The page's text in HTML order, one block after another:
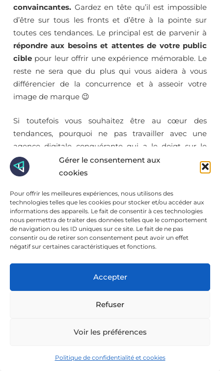
Gérer le consentement aux
cookies
Pour offrir les meilleures expériences, nous utilisons des
technologies telles que les cookies pour stocker et/ou accéder aux
informations des appareils. Le fait de consentir à ces technologies
nous permettra de traiter des données telles que le comportement
de navigation ou les ID uniques sur ce site. Le fait de ne pas
consentir ou de retirer son consentement peut avoir un effet
négatif sur certaines caractéristiques et fonctions.
Accepter
Refuser
Voir les préférences
Politique de confidentialité et cookies
convaincantes. Gardez en tête qu’il est impossible
d’être sur tous les fronts et d’être à la pointe sur
toutes ces tendances. Le principal est de parvenir à
répondre aux besoins et attentes de votre public
cible pour leur offrir une expérience mémorable. Le
reste ne sera que du plus qui vous aidera à vous
différencier de la concurrence et à asseoir votre
image de marque 😉
Si toutefois vous souhaitez être au cœur des
tendances, pourquoi ne pas travailler avec une
agence digitale conquérante qui a le doigt sur le
pouls du secteur et de votre marque ? Avec
Immersive, vous pouvez faire décoller votre
🚀
Besoin d'aide dans
votre marketing digital
Nous vous accompagnons sur vos problématiques
digital & Studio. Nous aidons nos